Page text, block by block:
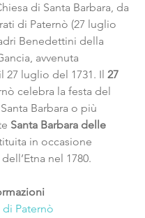
di Santa Barbara, da
di Paternò (27 luglio
Benedettini della
avvenuta
27 luglio del 1731. Il 27
celebra la festa del
Barbara o più
Santa Barbara delle
in occasione
nel 1780.
Paternò